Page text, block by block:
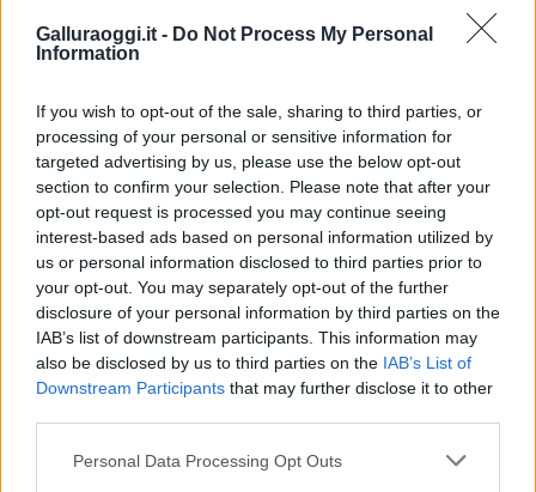
Galluraoggi.it - Do Not Process My Personal
Information
If you wish to opt-out of the sale, sharing to third parties, or
processing of your personal or sensitive information for
targeted advertising by us, please use the below opt-out
section to confirm your selection. Please note that after your
opt-out request is processed you may continue seeing
interest-based ads based on personal information utilized by
us or personal information disclosed to third parties prior to
your opt-out. You may separately opt-out of the further
disclosure of your personal information by third parties on the
IAB’s list of downstream participants. This information may
also be disclosed by us to third parties on the IAB’s List of
Downstream Participants that may further disclose it to other
Please note that this website/app uses one or more Google
Personal Data Processing Opt Outs
Entra nel canale telegram di
Inviaci le tue segnalazioni,
i tuoi video e le tue foto
Su WhatsApp al numero +39
345 356 7512
Ricevi le nostre ultime news